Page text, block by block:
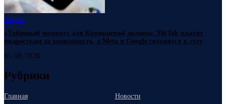
Наука
«Табачный момент» для Кремниевой долины: TikTok платит
подросткам за зависимость, а Meta и Google готовятся к суду
05.08.2026
Рубрики
Главная
Новости